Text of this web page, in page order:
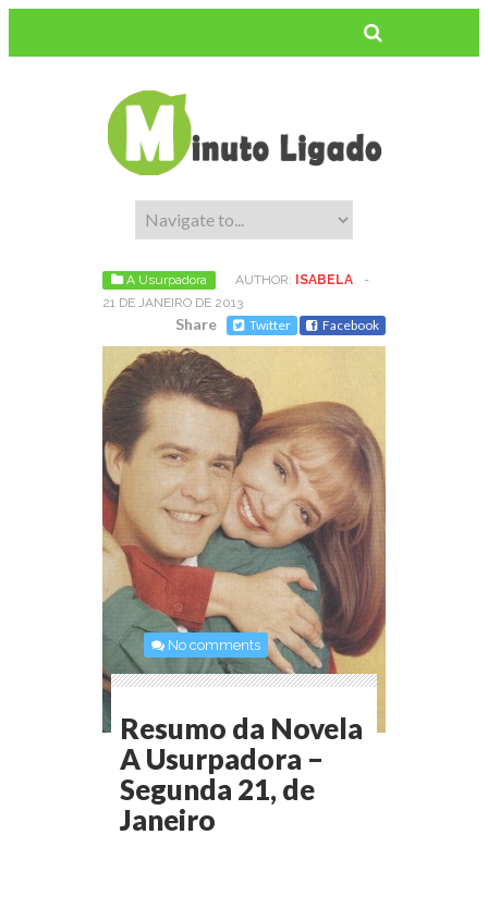
A Usurpadora AUTHOR: ISABELA
-
21 DE JANEIRO DE 2013
Share Twitter Facebook
No comments
Resumo da Novela
A Usurpadora –
Segunda 21, de
Janeiro